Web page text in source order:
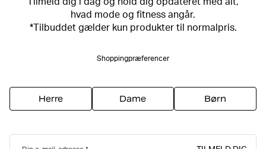
Tilmeld dig i dag og hold dig opdateret med alt,
hvad mode og fitness angår.
*Tilbuddet gælder kun produkter til normalpris.
Shoppingpræferencer
Herre Dame Børn